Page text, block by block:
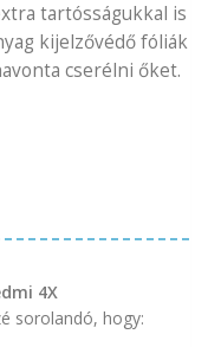
tartósságukkal is
kijelzővédő fóliák
cserélni őket.
4X
sorolandó, hogy: